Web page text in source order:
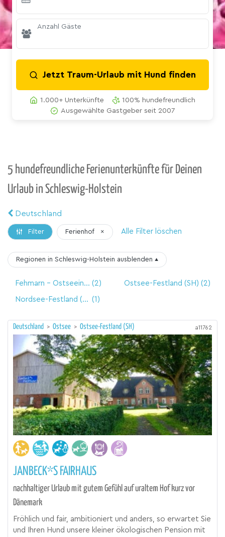
Anzahl Gäste
Jetzt Traum-Urlaub mit Hund finden
1.000+ Unterkünfte
100% hundefreundlich
Ausgewählte Gastgeber seit 2007
5 hundefreundliche Ferienunterkünfte für Deinen
Urlaub in Schleswig-Holstein
Deutschland
Filter Ferienhof × Alle Filter löschen
Regionen in Schleswig-Holstein ausblenden ▴
Fehmarn - Ostseeinsel (2) Ostsee-Festland (SH) (2)
Nordsee-Festland (SH) (1)
Deutschland > Ostsee > Ostsee-Festland (SH) a11762
JANBECK*S FAIRHAUS
nachhaltiger Urlaub mit gutem Gefühl auf uraltem Hof kurz vor
Dänemark
Fröhlich und fair, ambitioniert und anders, so erwartet Sie
und Ihren Hund unsere kleiner ökologischen Pension mit